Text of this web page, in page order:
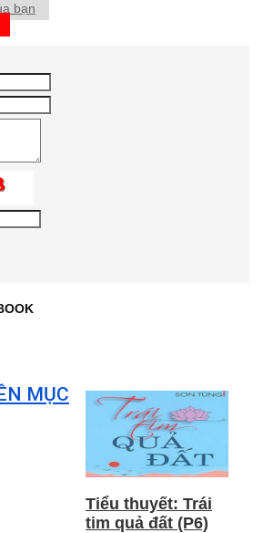
bạn
MỤC
Tiểu thuyết: Trái
tim quả đất (P6)